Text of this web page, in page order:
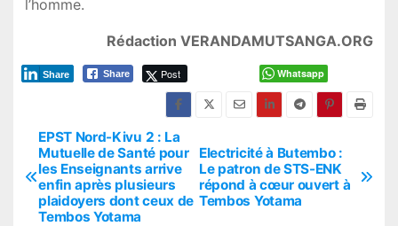
l’homme.
Rédaction VERANDAMUTSANGA.ORG
Share Post
Share Whatsapp
P
o
Electricité à Butembo :
Le patron de STS-ENK
répond à cœur ouvert à
Tembos Yotama
EPST Nord-Kivu 2 : La
Mutuelle de Santé pour
les Enseignants arrive
enfin après plusieurs
plaidoyers dont ceux de
Tembos Yotama